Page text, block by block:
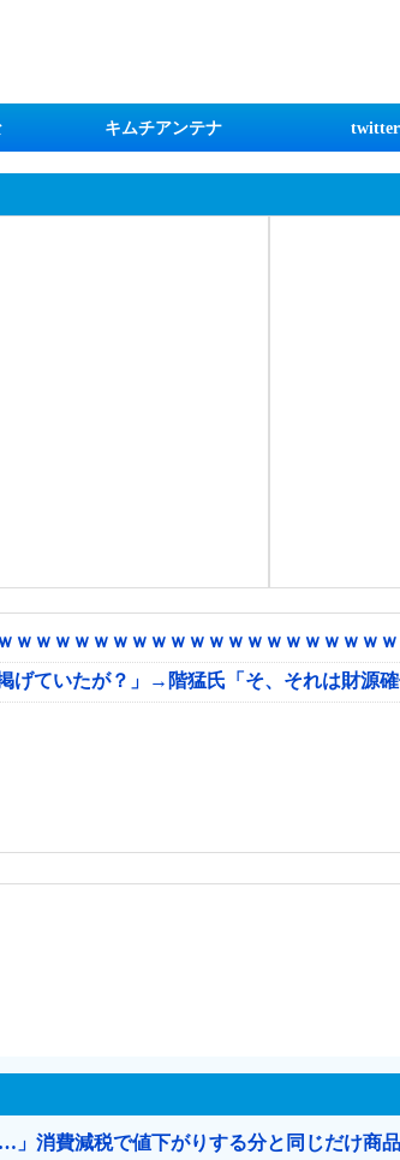
キムチアンテナ twitter
ｗｗｗｗｗｗｗｗｗｗｗｗｗｗｗｗｗｗ
ていたが？」→階猛氏「そ、それは財源確